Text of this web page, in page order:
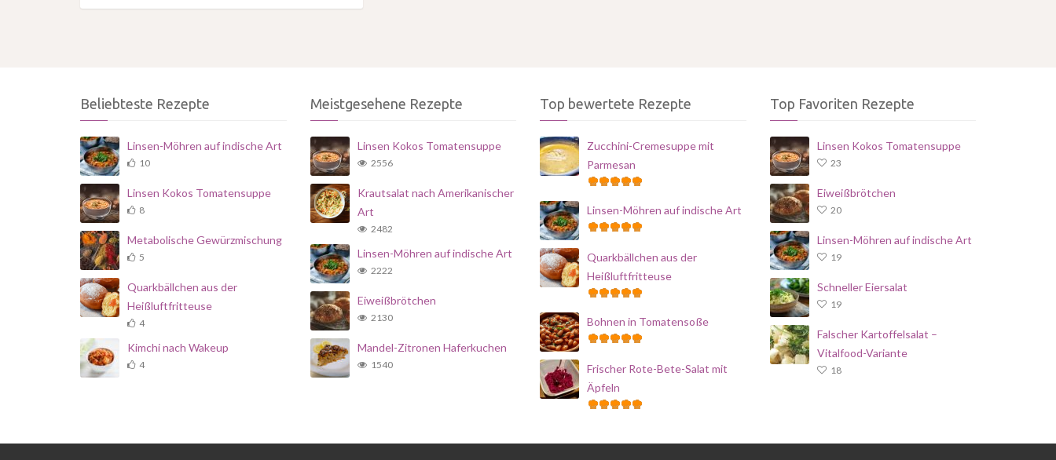
Beliebteste Rezepte
Linsen-Möhren auf indische Art
10
Linsen Kokos Tomatensuppe
8
Metabolische Gewürzmischung
5
Quarkbällchen aus der
Heißluftfritteuse
4
Kimchi nach Wakeup
4
Meistgesehene Rezepte
Linsen Kokos Tomatensuppe
2556
Krautsalat nach Amerikanischer
Art
2482
Linsen-Möhren auf indische Art
2222
Eiweißbrötchen
2130
Mandel-Zitronen Haferkuchen
1540
Top bewertete Rezepte
Zucchini-Cremesuppe mit
Parmesan
Linsen-Möhren auf indische Art
Quarkbällchen aus der
Heißluftfritteuse
Bohnen in Tomatensoße
Frischer Rote-Bete-Salat mit
Äpfeln
Top Favoriten Rezepte
Linsen Kokos Tomatensuppe
23
Eiweißbrötchen
20
Linsen-Möhren auf indische Art
19
Schneller Eiersalat
19
Falscher Kartoffelsalat –
Vitalfood-Variante
18